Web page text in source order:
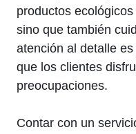
productos
sino que también
atención al detalle
que los clientes
preocupaciones.
Contar con un